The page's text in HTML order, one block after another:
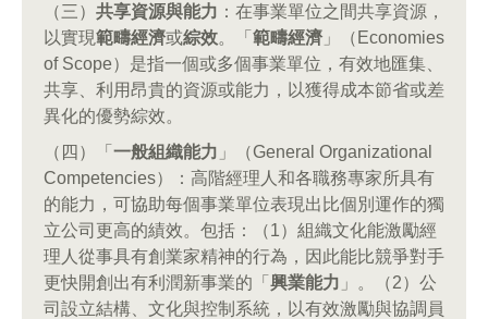
（三） 共享資源與能力 ：在事業單位之間共享資源，
以實現範疇經濟或綜效。「 範疇經濟 」（Economies
of Scope）是指一個或多個事業單位，有效地匯集、
共享、利用昂貴的資源或能力，以獲得成本節省或差
異化的優勢綜效。
（四）「 一般組織能力 」（General Organizational
Competencies）：高階經理人和各職務專家所具有
的能力，可協助每個事業單位表現出比個別運作的獨
立公司更高的績效。包括：（1）組織文化能激勵經
理人從事具有創業家精神的行為，因此能比競爭對手
更快開創出有利潤新事業的「 興業能力 」。（2）公
司設立結構、文化與控制系統，以有效激勵與協調員